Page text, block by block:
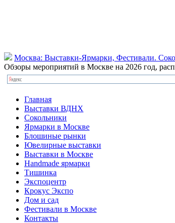
Москва: Выставки-Ярмарки, Фестивали.
Обзоры мероприятий в Москве на 2026 год,
Главная
Выставки ВДНХ
Сокольники
Ярмарки в Москве
Блошиные рынки
Ювелирные выставки
Выставки в Москве
Handmade ярмарки
Тишинка
Экспоцентр
Крокус Экспо
Дом и сад
Фестивали в Москве
Контакты